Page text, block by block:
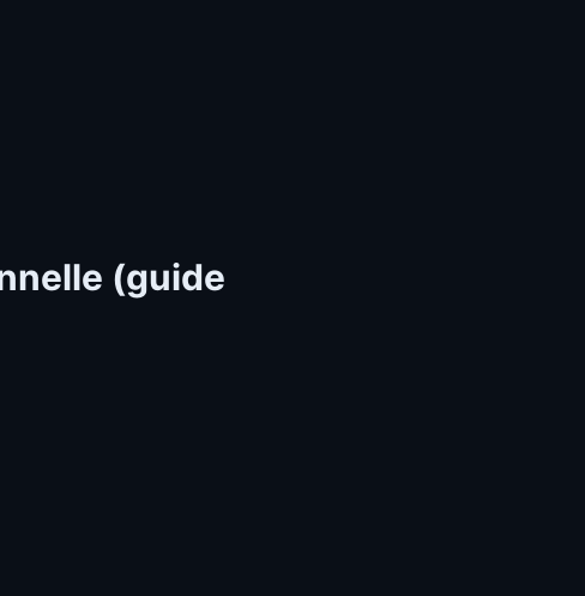
(guide